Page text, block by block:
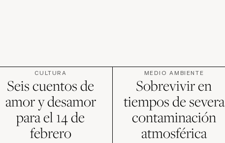
CULTURA
Seis cuentos de
amor y desamor
para el 14 de
febrero
MEDIO AMBIENTE
Sobrevivir en
tiempos de severa
contaminación
atmosférica